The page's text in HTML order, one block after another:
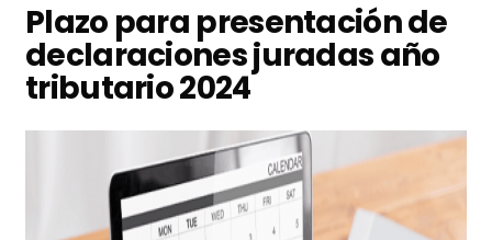
Plazo para presentación de
declaraciones juradas año
tributario 2024